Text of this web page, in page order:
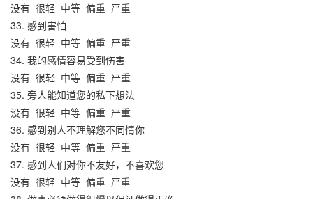
没有 很轻 中等 偏重 严重
33. 感到害怕
没有 很轻 中等 偏重 严重
34. 我的感情容易受到伤害
没有 很轻 中等 偏重 严重
35. 旁人能知道您的私下想法
没有 很轻 中等 偏重 严重
36. 感到别人不理解您不同情你
没有 很轻 中等 偏重 严重
37. 感到人们对你不友好，不喜欢您
没有 很轻 中等 偏重 严重